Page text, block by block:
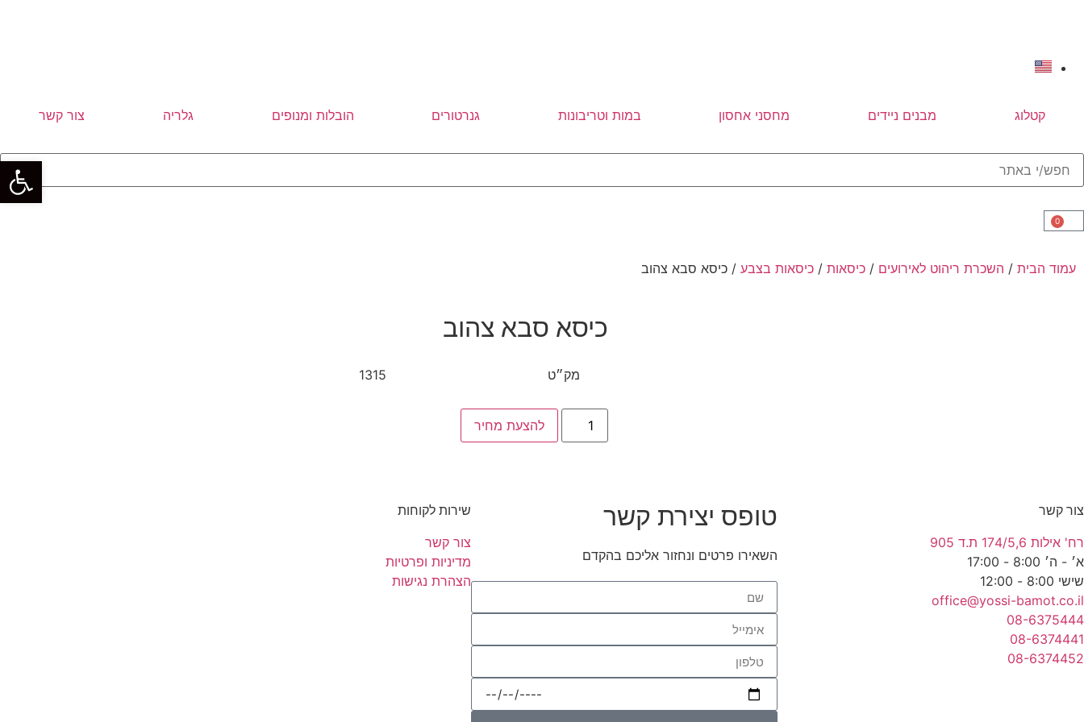
קטלוג מבנים ניידים מחסני אחסון במות וטריבונות גנרטורים הובלות ומנופים גלריה צור קשר
0
עמוד הבית / השכרת ריהוט לאירועים / כיסאות / כיסאות בצבע / כיסא סבא צהוב
כיסא סבא צהוב
מק״ט 1315
להצעת מחיר
צור קשר
רח' אילות 174/5,6 ת.ד 905
א׳ - ה׳ 8:00 - 17:00
שישי 8:00 - 12:00
office@yossi-bamot.co.il
08-6375444
08-6374441
08-6374452
טופס יצירת קשר
השאירו פרטים ונחזור אליכם בהקדם
שירות לקוחות
צור קשר
מדיניות ופרטיות
הצהרת נגישות
פתח